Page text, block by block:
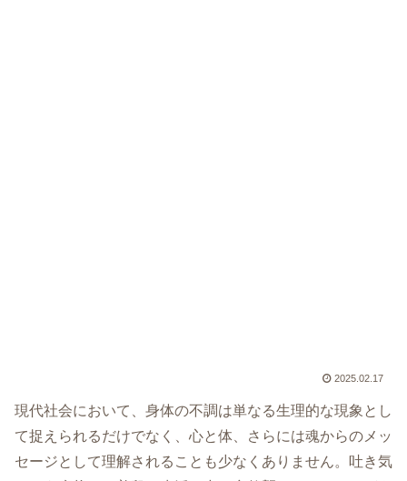
2025.02.17
現代社会において、身体の不調は単なる生理的な現象とし
て捉えられるだけでなく、心と体、さらには魂からのメッ
セージとして理解されることも少なくありません。吐き気